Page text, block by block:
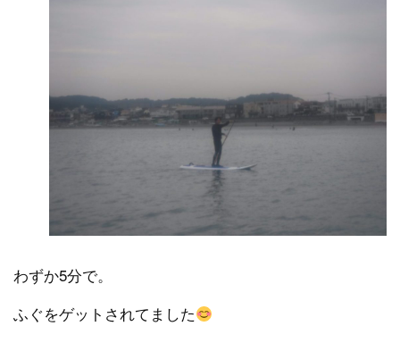
わずか5分で。
ふぐをゲットされてました